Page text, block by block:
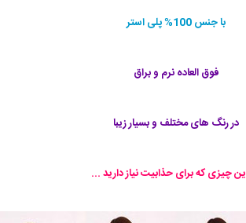
با جنس 100% پلی استر
فوق العاده نرم و براق
در رنگ های مختلف و بسیار زیبا
چیزی که برای حذابیت نیاز دارید ...